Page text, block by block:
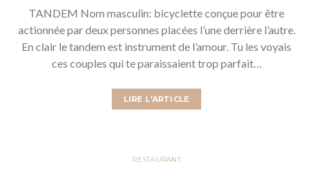
TANDEM Nom masculin: bicyclette conçue pour être
actionnée par deux personnes placées l’une derrière l’autre.
En clair le tandem est instrument de l’amour. Tu les voyais
ces couples qui te paraissaient trop parfait…
LIRE L'ARTICLE
RESTAURANT